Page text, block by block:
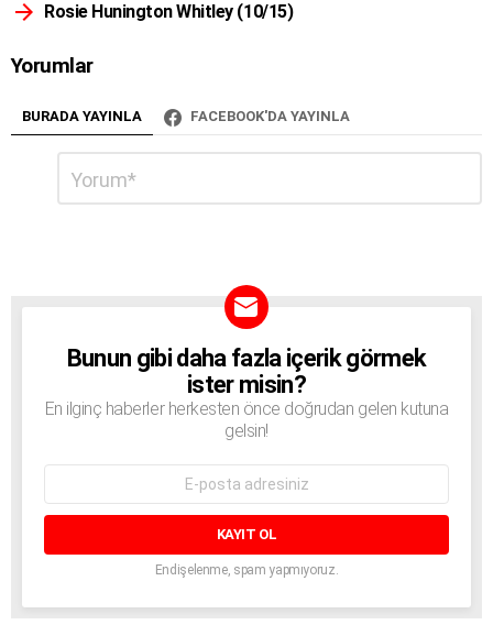
Rosie Hunington Whitley (10/15)
Yorumlar
BURADA YAYINLA FACEBOOK'DA YAYINLA
BÜLTEN
Bunun gibi daha fazla içerik görmek
ister misin?
En ilginç haberler herkesten önce doğrudan gelen kutuna
gelsin!
adresi:
Endişelenme, spam yapmıyoruz.